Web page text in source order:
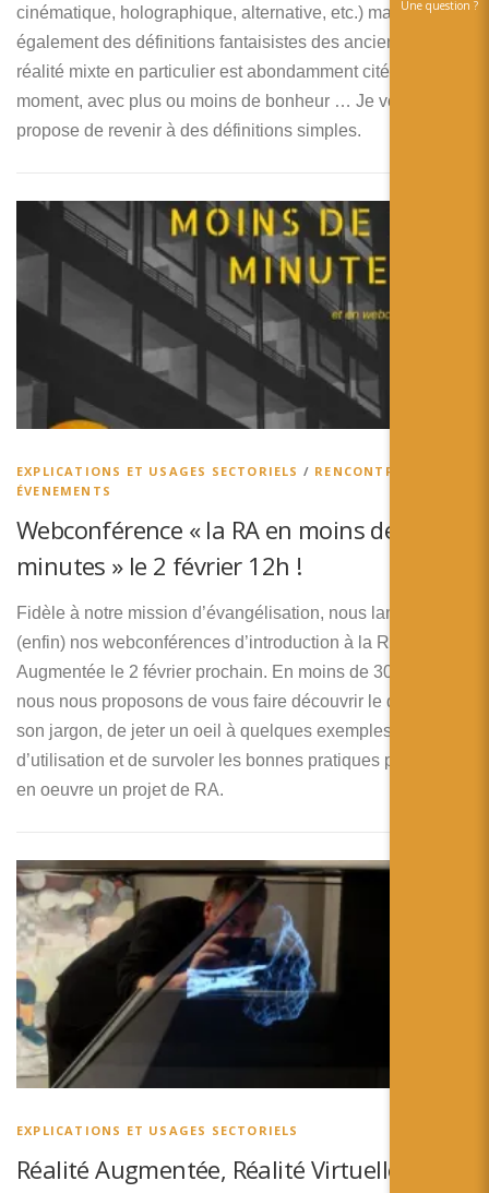
cinématique, holographique, alternative, etc.) mais
également des définitions fantaisistes des anciens. La
réalité mixte en particulier est abondamment citée en ce
moment, avec plus ou moins de bonheur … Je vous
propose de revenir à des définitions simples.
EXPLICATIONS ET USAGES SECTORIELS / RENCONTRES ET
ÉVENEMENTS
Webconférence « la RA en moins de 30
minutes » le 2 février 12h !
Fidèle à notre mission d’évangélisation, nous lançons
(enfin) nos webconférences d’introduction à la Réalité
Augmentée le 2 février prochain. En moins de 30 minutes,
nous nous proposons de vous faire découvrir le domaine et
son jargon, de jeter un oeil à quelques exemples
d’utilisation et de survoler les bonnes pratiques pour mettre
en oeuvre un projet de RA.
EXPLICATIONS ET USAGES SECTORIELS
Réalité Augmentée, Réalité Virtuelle,
Une question ?